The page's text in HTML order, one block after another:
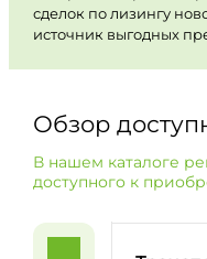
сделок по лизингу
источник выгодных
Обзор
В нашем каталоге
доступного к